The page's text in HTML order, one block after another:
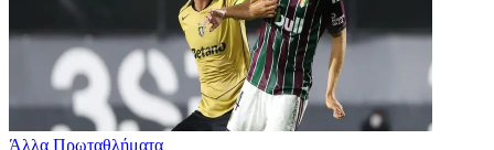
Άλλα Πρωταθλήματα